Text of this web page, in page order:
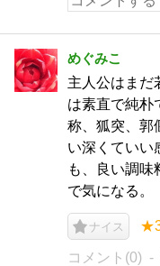
めぐみこ
主人公はまだ
は素直で純朴
称、狐突、郭
い深くていい
も、良い調味
で気になる。
ナイス
コメント(0)